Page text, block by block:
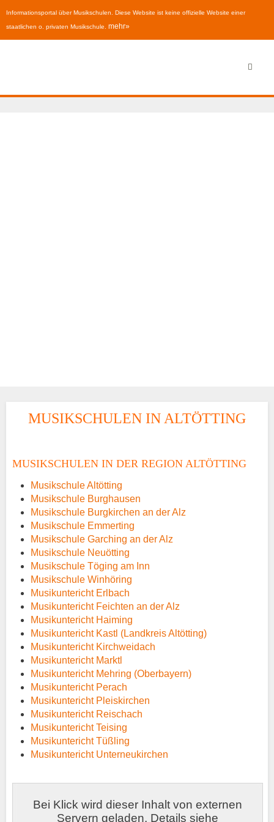
Informationsportal über Musikschulen. Diese Website ist keine offizielle Website einer
staatlichen o. privaten Musikschule. mehr»
MUSIKSCHULEN IN ALTÖTTING
MUSIKSCHULEN IN DER REGION ALTÖTTING
Musikschule Altötting
Musikschule Burghausen
Musikschule Burgkirchen an der Alz
Musikschule Emmerting
Musikschule Garching an der Alz
Musikschule Neuötting
Musikschule Töging am Inn
Musikschule Winhöring
Musikuntericht Erlbach
Musikuntericht Feichten an der Alz
Musikuntericht Haiming
Musikuntericht Kastl (Landkreis Altötting)
Musikuntericht Kirchweidach
Musikuntericht Marktl
Musikuntericht Mehring (Oberbayern)
Musikuntericht Perach
Musikuntericht Pleiskirchen
Musikuntericht Reischach
Musikuntericht Teising
Musikuntericht Tüßling
Musikuntericht Unterneukirchen
Bei Klick wird dieser Inhalt von externen
Servern geladen. Details siehe